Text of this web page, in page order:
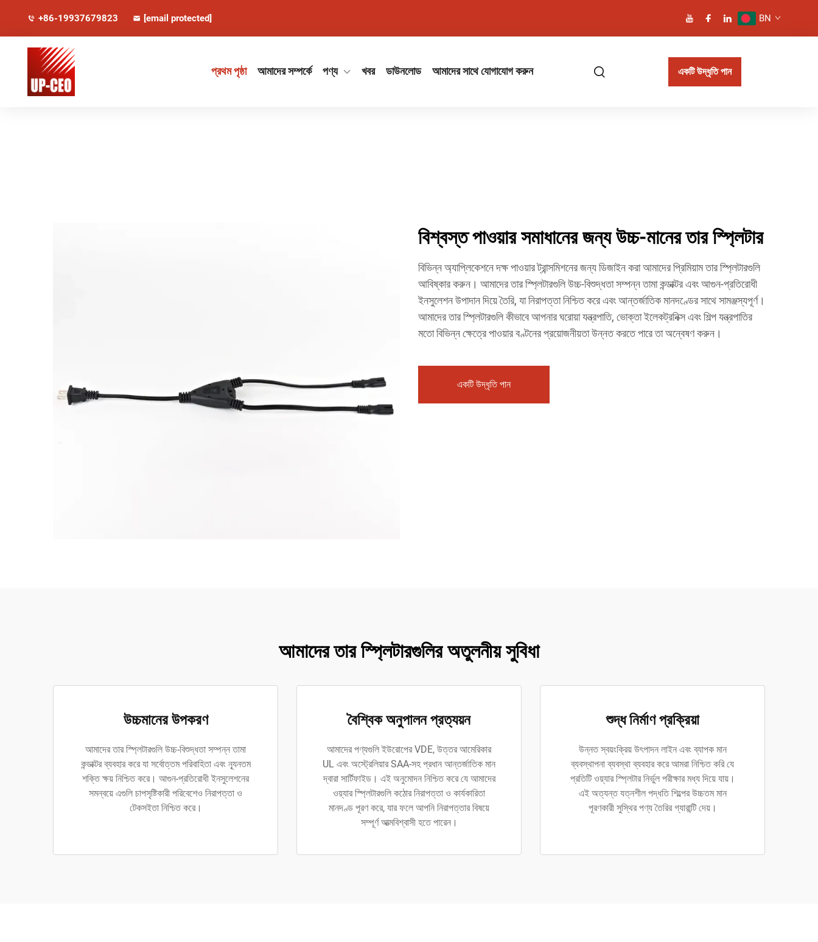
+86-19937679823 [email protected] BN
প্রথম পৃষ্ঠা আমাদের সম্পর্কে পণ্য খবর ডাউনলোড আমাদের সাথে যোগাযোগ করুন একটি উদ্ধৃতি পান
বিশ্বস্ত পাওয়ার সমাধানের জন্য উচ্চ-মানের তার স্প্লিটার
বিভিন্ন অ্যাপ্লিকেশনে দক্ষ পাওয়ার ট্রান্সমিশনের জন্য ডিজাইন করা আমাদের প্রিমিয়াম তার স্প্লিটারগুলি
আবিষ্কার করুন। আমাদের তার স্প্লিটারগুলি উচ্চ-বিশুদ্ধতা সম্পন্ন তামা কন্ডাক্টর এবং আগুন-প্রতিরোধী
ইনসুলেশন উপাদান দিয়ে তৈরি, যা নিরাপত্তা নিশ্চিত করে এবং আন্তর্জাতিক মানদণ্ডের সাথে সামঞ্জস্যপূর্ণ।
আমাদের তার স্প্লিটারগুলি কীভাবে আপনার ঘরোয়া যন্ত্রপাতি, ভোক্তা ইলেকট্রনিক্স এবং শিল্প যন্ত্রপাতির
মতো বিভিন্ন ক্ষেত্রে পাওয়ার বণ্টনের প্রয়োজনীয়তা উন্নত করতে পারে তা অন্বেষণ করুন।
একটি উদ্ধৃতি পান
আমাদের তার স্প্লিটারগুলির অতুলনীয় সুবিধা
উচ্চমানের উপকরণ
আমাদের তার স্প্লিটারগুলি উচ্চ-বিশুদ্ধতা সম্পন্ন তামা
কন্ডাক্টর ব্যবহার করে যা সর্বোত্তম পরিবাহিতা এবং ন্যূনতম
শক্তি ক্ষয় নিশ্চিত করে। আগুন-প্রতিরোধী ইনসুলেশনের
সমন্বয়ে এগুলি চাপসৃষ্টিকারী পরিবেশেও নিরাপত্তা ও
টেকসইতা নিশ্চিত করে।
বৈশ্বিক অনুপালন প্রত্যয়ন
আমাদের পণ্যগুলি ইউরোপের VDE, উত্তর আমেরিকার
UL এবং অস্ট্রেলিয়ার SAA-সহ প্রধান আন্তর্জাতিক মান
দ্বারা সার্টিফাইড। এই অনুমোদন নিশ্চিত করে যে আমাদের
ওয়্যার স্প্লিটারগুলি কঠোর নিরাপত্তা ও কার্যকারিতা
মানদণ্ড পূরণ করে, যার ফলে আপনি নিরাপত্তার বিষয়ে
সম্পূর্ণ আত্মবিশ্বাসী হতে পারেন।
শুদ্ধ নির্মাণ প্রক্রিয়া
উন্নত স্বয়ংক্রিয় উৎপাদন লাইন এবং ব্যাপক মান
ব্যবস্থাপনা ব্যবস্থা ব্যবহার করে আমরা নিশ্চিত করি যে
প্রতিটি ওয়্যার স্প্লিটার নির্ভুল পরীক্ষার মধ্য দিয়ে যায়।
এই অত্যন্ত যত্নশীল পদ্ধতি শিল্পের উচ্চতম মান
পূরণকারী সুস্থির পণ্য তৈরির গ্যারান্টি দেয়।